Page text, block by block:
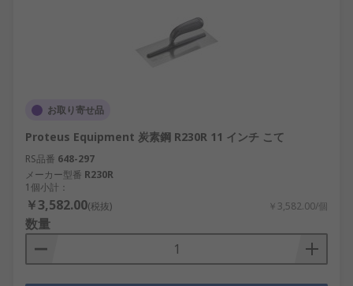
お取り寄せ品
Proteus Equipment 炭素鋼 R230R 11 インチ こて
RS品番 648-297
メーカー型番 R230R
1個小計：
￥3,582.00(税抜) ￥3,582.00/個
数量